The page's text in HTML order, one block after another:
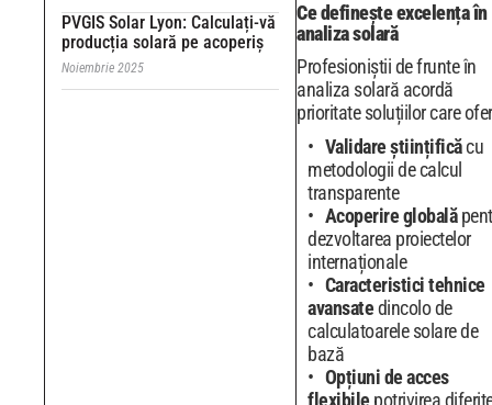
PVGIS Solar Lyon: Calculați-vă
producția solară pe acoperiș
Noiembrie 2025
Ce definește excelența în
analiza solară
Profesioniștii de frunte în
analiza solară acordă
prioritate soluțiilor care
Validare științificăcu
metodologii de calcul
transparente
Acoperire globală
dezvoltarea proiectelor
internaționale
Caracteristici tehnice
avansatedincolo de
calculatoarele solare de
bază
Opțiuni de acces
flexibile potrivirea